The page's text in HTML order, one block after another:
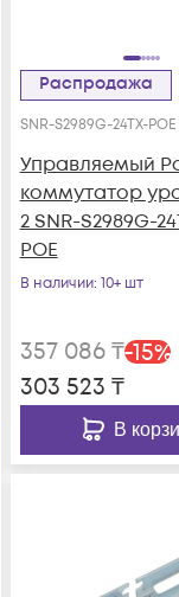
Распродажа
SNR-S2989G-24TX-POE
Управляемый
коммутатор
2 SNR-S2989G-
POE
В наличии: 10+ шт
357 086₸-15%
303 523 ₸
В